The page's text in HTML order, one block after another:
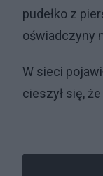
pudełko z
oświadczyny
W sieci
cieszył się,